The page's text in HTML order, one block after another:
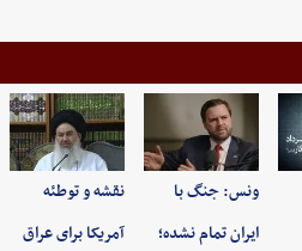
ونس: جنگ با
ایران تمام نشده؛
نقشه و توطئه
آمریکا برای عراق